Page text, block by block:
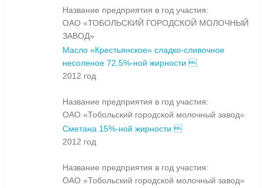
Название предприятия в год участия:
ОАО «ТОБОЛЬСКИЙ ГОРОДСКОЙ МОЛОЧНЫЙ
ЗАВОД»
Масло «Крестьянское» сладко-сливочное
несоленое 72,5%-ной жирности 
2012 год
Название предприятия в год участия:
ОАО «Тобольский городской молочный завод»
Сметана 15%-ной жирности 
2012 год
Название предприятия в год участия:
ОАО «Тобольский городской молочный завод»